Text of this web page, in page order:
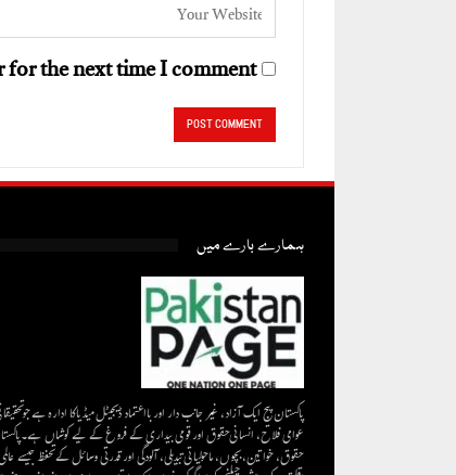
the next time I comment.
ہمارے بارے میں
پاکستان پیج ایک آزاد، غیر جانب دار اور بااعتماد ڈیجیٹل میڈیاکا ادارہ ہے جو
عوامی فلاح، انسانی حقوق اور قومی بیداری کے فروغ کے لیے کوشاں
حقوق، خواتین، بچوں، ماحولیاتی تبدیلی، آلودگی اور قدرتی وسائل کے تحفظ جیسے